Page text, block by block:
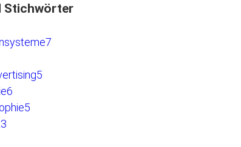
Stichwörter
7
5
6
5
3